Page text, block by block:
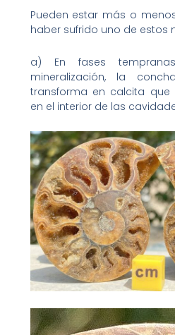
Pueden estar más o
haber sufrido uno de estos
a) En fases
mineralización, la
transforma en calcita
en el interior de las